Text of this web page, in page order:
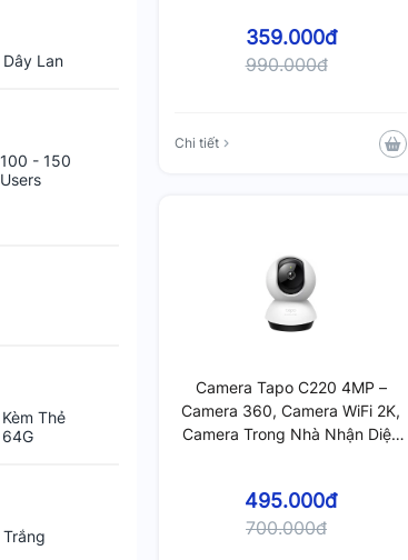
Dây Lan
100 - 150
Users
Kèm Thẻ
64G
Trắng
359.000đ
990.000đ
Chi tiết
Camera Tapo C220 4MP –
Camera 360, Camera WiFi 2K,
Camera Trong Nhà Nhận Diện
495.000đ
700.000đ